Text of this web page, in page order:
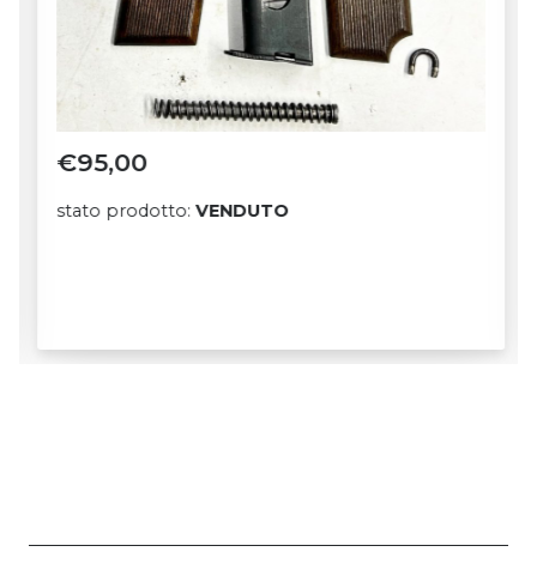
€95,00
stato prodotto: VENDUTO